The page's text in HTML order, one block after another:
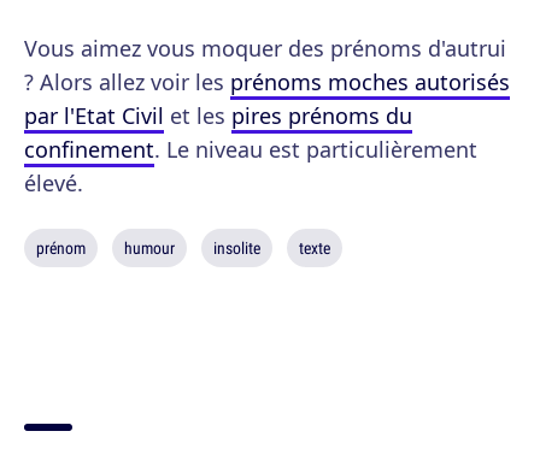
Vous aimez vous moquer des prénoms d'autrui
? Alors allez voir les prénoms moches autorisés
par l'Etat Civil et les pires prénoms du
confinement. Le niveau est particulièrement
élevé.
prénom humour insolite texte